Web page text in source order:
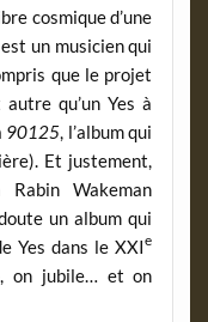
cosmique d’une
un musicien qui
que le projet
qu’un Yes à
90125, l’album qui
Et justement,
Wakeman
un album qui
Yes dans le XXIe
on jubile… et on